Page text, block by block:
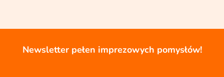
Newsletter pełen imprezowych pomysłów!